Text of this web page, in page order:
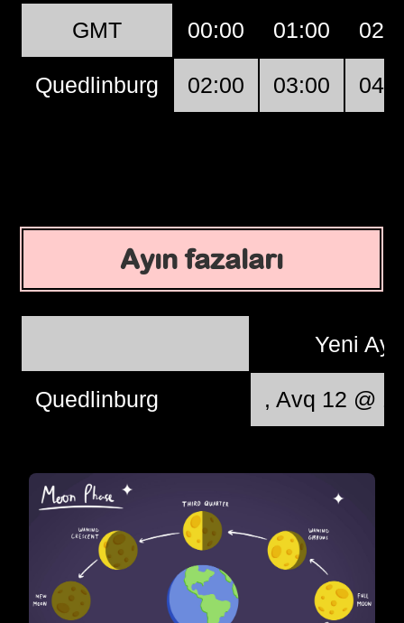
GMT 00:00 01:00
Quedlinburg 02:00 03:00
Ayın fazaları
Yeni Ay
Quedlinburg , Avq 12 @